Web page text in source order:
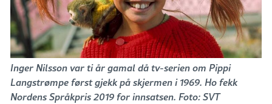
Inger Nilsson var ti år gamal då tv-serien om Pippi
Langstrømpe først gjekk på skjermen i 1969. Ho fekk
Nordens Språkpris 2019 for innsatsen. Foto: SVT